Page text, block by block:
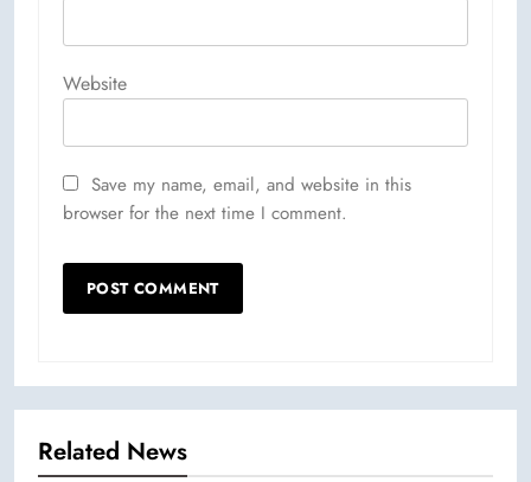
Website
Save my name, email, and website in this
browser for the next time I comment.
Related News